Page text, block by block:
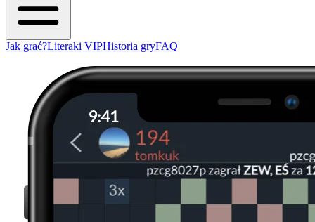
Jak grać?Literaki VIPHistoria gryFAQ